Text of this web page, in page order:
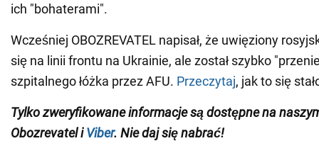
ich "bohaterami".
Wcześniej OBOZREVATEL napisał, że uwięziony
się na linii frontu na Ukrainie, ale został szybko
szpitalnego łóżka przez AFU. Przeczytaj, jak to się
Tylko zweryfikowane informacje są dostępne na
Obozrevatel iViber. Nie daj się nabrać!